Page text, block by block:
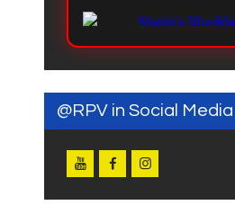
@RPV in Social Media